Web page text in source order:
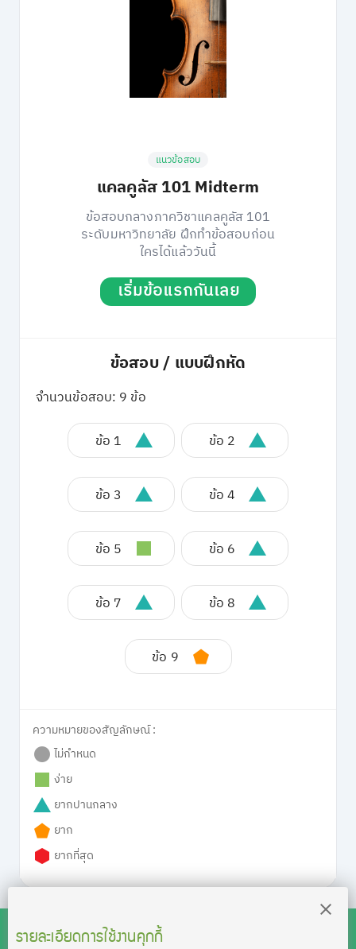
แนวข้อสอบ
แคลคูลัส 101 Midterm
ข้อสอบกลางภาควิชาแคลคูลัส 101
ระดับมหาวิทยาลัย ฝึกทำข้อสอบก่อน
ใครได้แล้ววันนี้
เริ่มข้อแรกกันเลย
ข้อสอบ / แบบฝึกหัด
จำนวนข้อสอบ: 9 ข้อ
ข้อ 1 ข้อ 2
ข้อ 3 ข้อ 4
ข้อ 5 ข้อ 6
ข้อ 7 ข้อ 8
ข้อ 9
ความหมายของสัญลักษณ์ :
ไม่กำหนด
ง่าย
ยากปานกลาง
ยาก
ยากที่สุด
รายละเอียดการใช้งานคุกกี้